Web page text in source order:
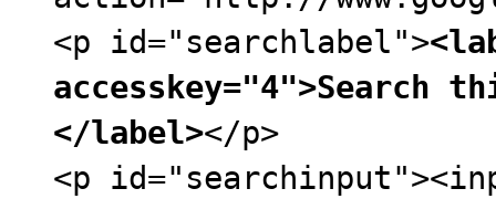
<p id="searchlabel">
accesskey="4">Search
</label></p>
<p